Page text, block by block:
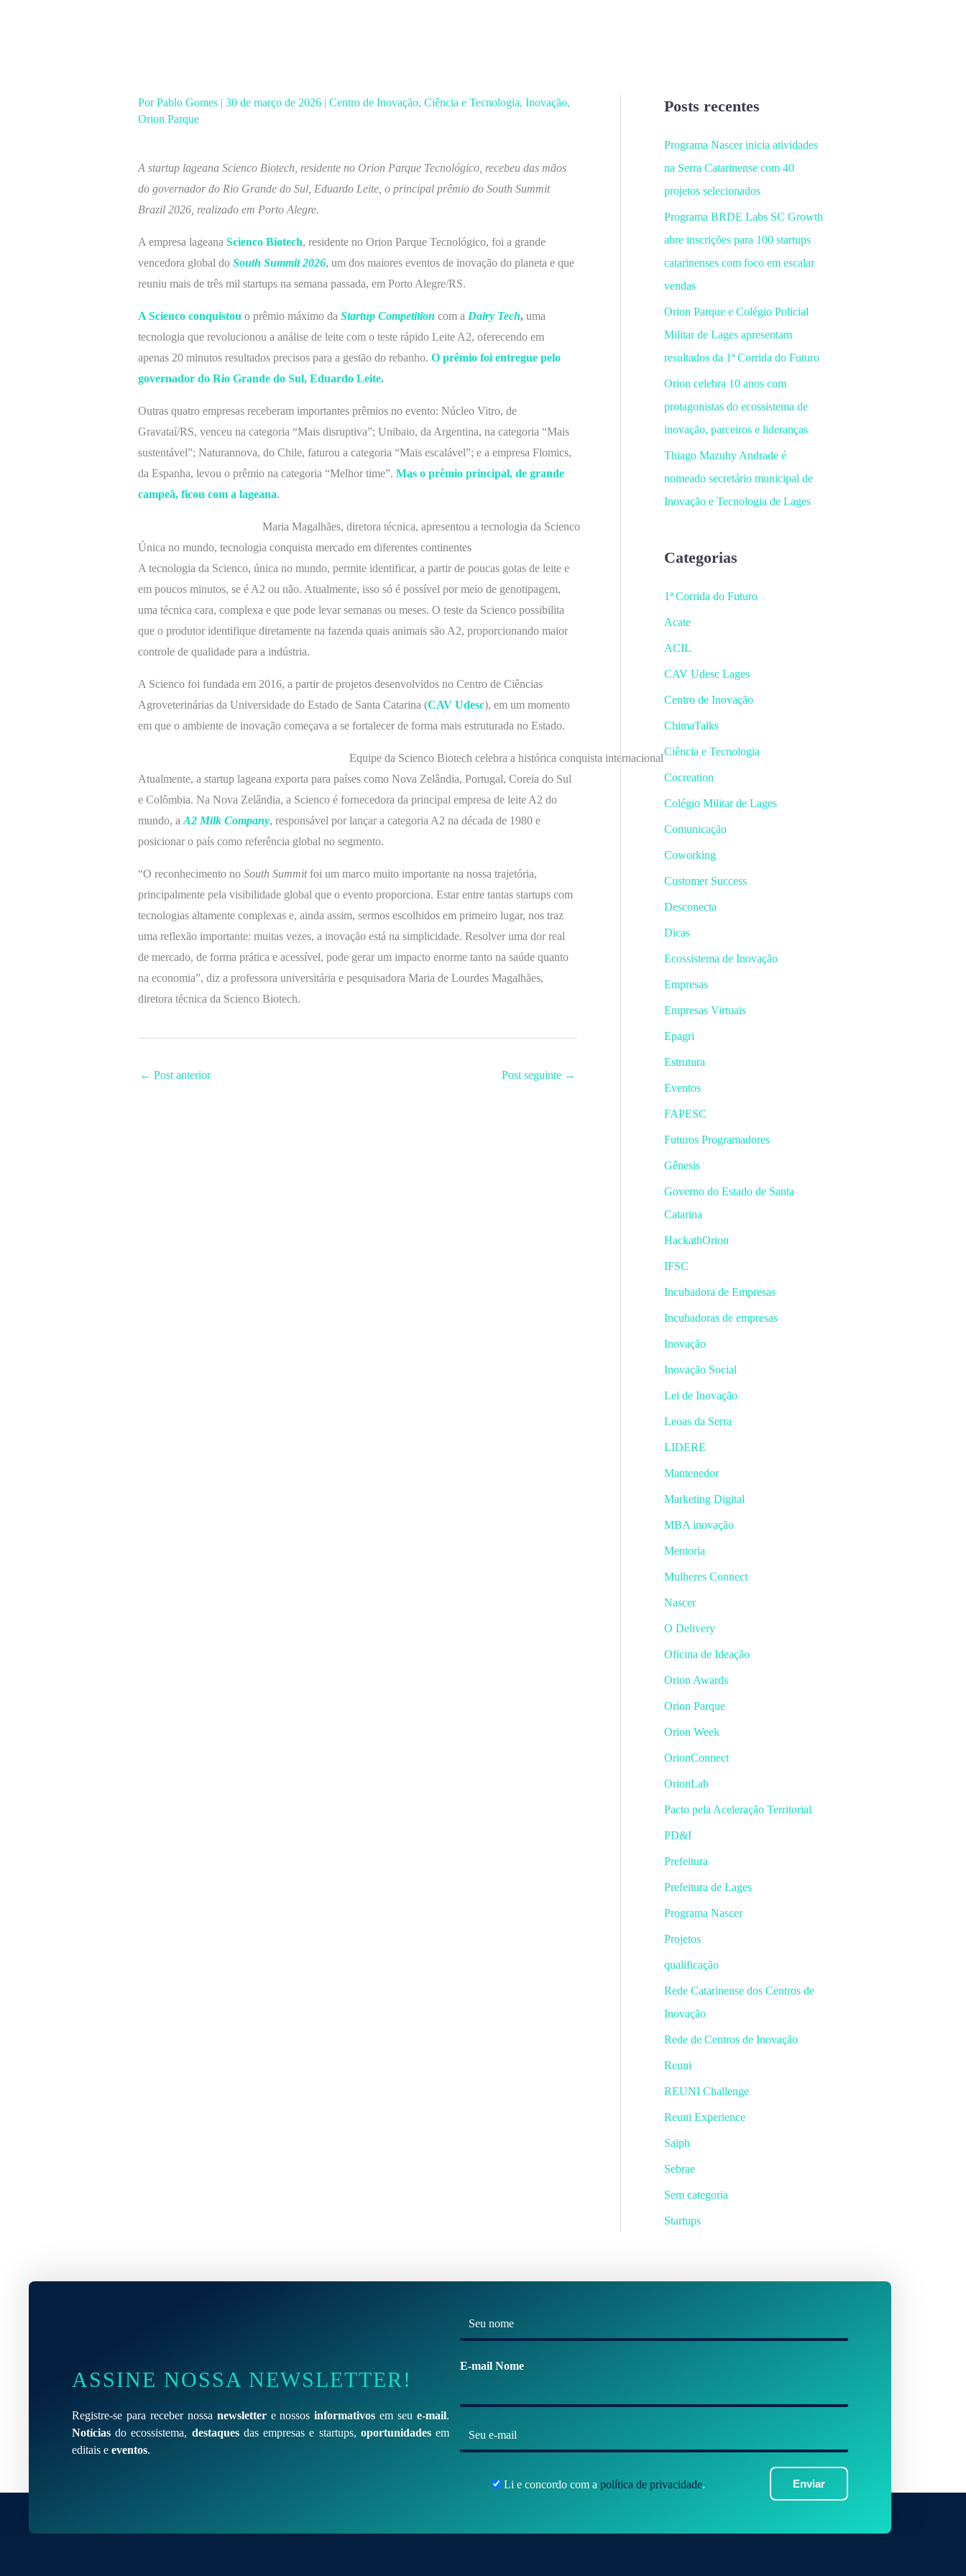
PorPablo Gomes | 30 de março de 2026 | Centro de Inovação, Ciência e Tecnologia, Inovação,
Orion Parque
A startup lageana Scienco Biotech, residente no Orion Parque Tecnológico, recebeu das mãos
do governador do Rio Grande do Sul, Eduardo Leite, o principal prêmio do South Summit
Brazil 2026, realizado em Porto Alegre.
A empresa lageana Scienco Biotech, residente no Orion Parque Tecnológico, foi a grande
vencedora global do South Summit 2026, um dos maiores eventos de inovação do planeta e que
reuniu mais de três mil startups na semana passada, em Porto Alegre/RS.
A Scienco conquistou o prêmio máximo da Startup Competition com a Dairy Tech, uma
tecnologia que revolucionou a análise de leite com o teste rápido Leite A2, oferecendo em
apenas 20 minutos resultados precisos para a gestão do rebanho. O prêmio foi entregue pelo
governador do Rio Grande do Sul, Eduardo Leite.
Outras quatro empresas receberam importantes prêmios no evento: Núcleo Vitro, de
Gravataí/RS, venceu na categoria “Mais disruptiva”; Unibaio, da Argentina, na categoria “Mais
sustentável”; Naturannova, do Chile, faturou a categoria “Mais escalável”; e a empresa Flomics,
da Espanha, levou o prêmio na categoria “Melhor time”. Mas o prêmio principal, de grande
campeã, ficou com a lageana.
Maria Magalhães, diretora técnica, apresentou a tecnologia da Scienco
Única no mundo, tecnologia conquista mercado em diferentes continentes
A tecnologia da Scienco, única no mundo, permite identificar, a partir de poucas gotas de leite e
em poucos minutos, se é A2 ou não. Atualmente, isso só é possível por meio de genotipagem,
uma técnica cara, complexa e que pode levar semanas ou meses. O teste da Scienco possibilita
que o produtor identifique diretamente na fazenda quais animais são A2, proporcionando maior
controle de qualidade para a indústria.
A Scienco foi fundada em 2016, a partir de projetos desenvolvidos no Centro de Ciências
Agroveterinárias da Universidade do Estado de Santa Catarina (CAV Udesc), em um momento
em que o ambiente de inovação começava a se fortalecer de forma mais estruturada no Estado.
Equipe da Scienco Biotech celebra a histórica conquista internacional
Atualmente, a startup lageana exporta para países como Nova Zelândia, Portugal, Coreia do Sul
e Colômbia. Na Nova Zelândia, a Scienco é fornecedora da principal empresa de leite A2 do
mundo, a A2 Milk Company, responsável por lançar a categoria A2 na década de 1980 e
posicionar o país como referência global no segmento.
“O reconhecimento no South Summitfoi um marco muito importante na nossa trajetória,
principalmente pela visibilidade global que o evento proporciona. Estar entre tantas startups com
tecnologias altamente complexas e, ainda assim, sermos escolhidos em primeiro lugar, nos traz
uma reflexão importante: muitas vezes, a inovação está na simplicidade. Resolver uma dor real
de mercado, de forma prática e acessível, pode gerar um impacto enorme tanto na saúde quanto
na economia”, diz a professora universitária e pesquisadora Maria de Lourdes Magalhães,
diretora técnica da Scienco Biotech.
← Post anterior Post seguinte →
Posts recentes
Programa Nascer inicia atividades
na Serra Catarinense com 40
projetos selecionados
Programa BRDE Labs SC Growth
abre inscrições para 100 startups
catarinenses com foco em escalar
vendas
Orion Parque e Colégio Policial
Militar de Lages apresentam
resultados da 1ª Corrida do Futuro
Orion celebra 10 anos com
protagonistas do ecossistema de
inovação, parceiros e lideranças
Thiago Mazuhy Andrade é
nomeado secretário municipal de
Inovação e Tecnologia de Lages
Categorias
1ª Corrida do Futuro
Acate
ACIL
CAV Udesc Lages
Centro de Inovação
ChimaTalks
Ciência e Tecnologia
Cocreation
Colégio Militar de Lages
Comunicação
Coworking
Customer Success
Desconecta
Dicas
Ecossistema de Inovação
Empresas
Empresas Virtuais
Epagri
Estrutura
Eventos
FAPESC
Futuros Programadores
Gênesis
Governo do Estado de Santa
Catarina
HackathOrion
IFSC
Incubadora de Empresas
Incubadoras de empresas
Inovação
Inovação Social
Lei de Inovação
Leoas da Serra
LIDERE
Mantenedor
Marketing Digital
MBA inovação
Mentoria
Mulheres Connect
Nascer
O Delivery
Oficina de Ideação
Orion Awards
Orion Parque
Orion Week
OrionConnect
OrionLab
Pacto pela Aceleração Territorial
PD&I
Prefeitura
Prefeitura de Lages
Programa Nascer
Projetos
qualificação
Rede Catarinense dos Centros de
Inovação
Rede de Centros de Inovação
Reuni
REUNI Challenge
Reuni Experience
Saiph
Sebrae
Sem categoria
Startups
ASSINE NOSSA NEWSLETTER!
Registre-se para receber nossa newslettere nossosinformativos em seue-mail.
Notícias do ecossistema, destaquesdas empresas e startups, oportunidadesem
editais e eventos.
o
m
*
E-mail Nome
-
l
Enviar
Li e concordo com a política de privacidade.